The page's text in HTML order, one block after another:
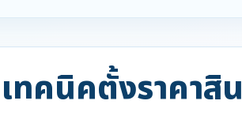
เทคนิคตั้งราคาสิ